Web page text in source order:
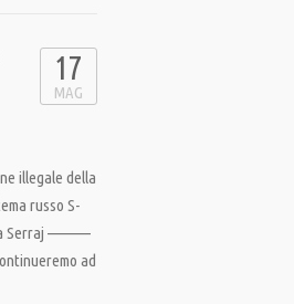
17
MAG
illegale della
russo S-
Serraj ———–
ad